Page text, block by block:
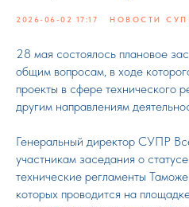
2026-06-02 17:17 НОВОСТИ
28 мая состоялось плановое
общим вопросам, в ходе
проекты в сфере технического
другим направлениям
Генеральный директор СУПР
участникам заседания о
технические регламенты
которых проводится на